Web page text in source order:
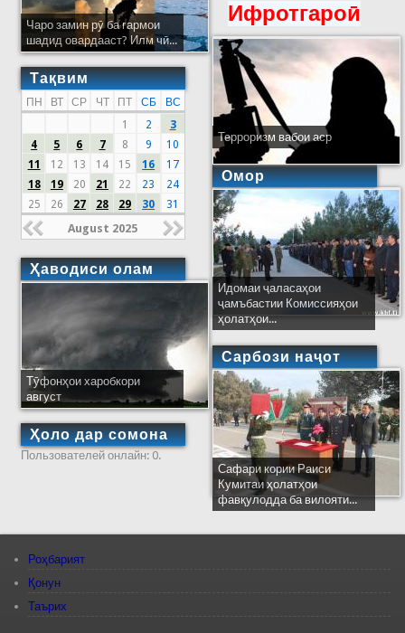
Чаро замин рӯ ба гармои
шадид овардааст? Илм чӣ...
Тақвим
ПН ВТ СР ЧТ ПТ СБ
ВС
1
2
3
4
5 6 7 8 9
10
11
12 13 14 15 16
17
18
19 20 21 22 23
24
25
26 27 28 29 30 31
August 2025
Ҳаводиси олам
Тӯфонҳои харобкори
август
Ҳоло дар сомона
Пользователей онлайн: 0.
Ифротгароӣ
Терроризм вабои аср
Омор
Идомаи ҷаласаҳои
ҷамъбастии Комиссияҳои
ҳолатҳои...
Сарбози наҷот
Сафари кории Раиси
Кумитаи ҳолатҳои
фавқулодда ба вилояти...
Роҳбарият
Қонун
Таърих